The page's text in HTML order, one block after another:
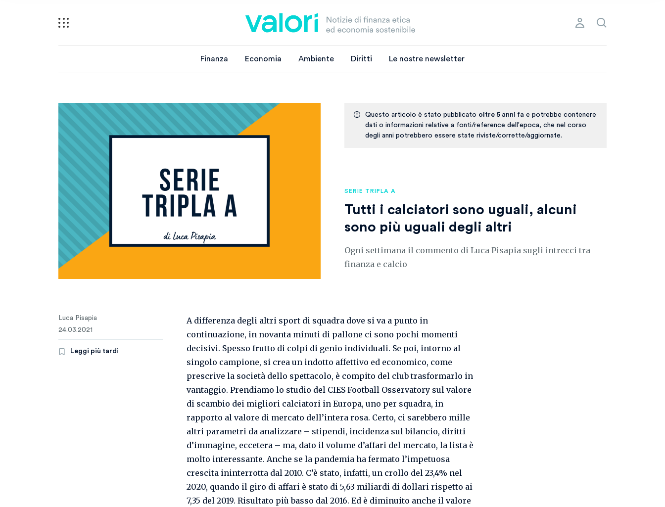
Finanza Economia Ambiente Diritti Le nostre newsletter
Questo articolo è stato pubblicato oltre 5 anni fa e potrebbe contenere
dati o informazioni relative a fonti/reference dell'epoca, che nel corso
degli anni potrebbero essere state riviste/corrette/aggiornate.
SERIE TRIPLA A
Tutti i calciatori sono uguali, alcuni
sono più uguali degli altri
Ogni settimana il commento di Luca Pisapia sugli intrecci tra
finanza e calcio
Luca Pisapia
24.03.2021
Leggi più tardi
A differenza degli altri sport di squadra dove si va a punto in
continuazione, in novanta minuti di pallone ci sono pochi momenti
decisivi. Spesso frutto di colpi di genio individuali. Se poi, intorno al
singolo campione, si crea un indotto affettivo ed economico, come
prescrive la società dello spettacolo, è compito del club trasformarlo in
vantaggio. Prendiamo lo studio del CIES Football Osservatory sul valore
di scambio dei migliori calciatori in Europa, uno per squadra, in
rapporto al valore di mercato dell’intera rosa. Certo, ci sarebbero mille
altri parametri da analizzare – stipendi, incidenza sul bilancio, diritti
d’immagine, eccetera – ma, dato il volume d’affari del mercato, la lista è
molto interessante. Anche se la pandemia ha fermato l’impetuosa
crescita ininterrotta dal 2010. C’è stato, infatti, un crollo del 23,4% nel
2020, quando il giro di affari è stato di 5,63 miliardi di dollari rispetto ai
7,35 del 2019. Risultato più basso dal 2016. Ed è diminuito anche il valore